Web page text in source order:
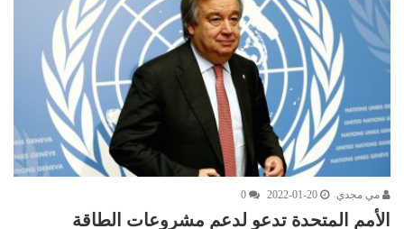
مي مجدي 2022-01-20
0
الأمم المتحدة تدعو لدعم مشروعات الطاقة